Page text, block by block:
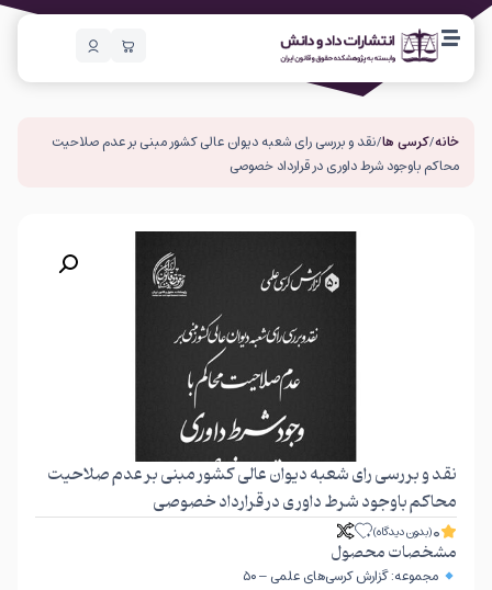
خانه/کرسی ها/ نقد و بررسی رای شعبه دیوان عالی کشور مبنی بر عدم صلاحیت
محاکم باوجود شرط داوری در قرارداد خصوصی
نقد و بررسی رای شعبه دیوان عالی کشور مبنی بر عدم صلاحیت
محاکم باوجود شرط داوری در قرارداد خصوصی
0(بدون دیدگاه)
مشخصات محصول
مجموعه: گزارش کرسی‌های علمی – ۵۰